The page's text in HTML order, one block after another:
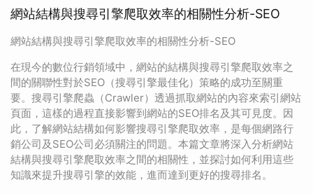
網站結構與搜尋引擎爬取效率的相關性分析-SEO
網站結構與搜尋引擎爬取效率的相關性分析-SEO
在現今的數位行銷領域中，網站的結構與搜尋引擎爬取效率之
間的關聯性對於SEO（搜尋引擎最佳化）策略的成功至關重
要。搜尋引擎爬蟲（Crawler）透過抓取網站的內容來索引網站
頁面，這樣的過程直接影響到網站的SEO排名及其可見度。因
此，了解網站結構如何影響搜尋引擎爬取效率，是每個網路行
銷公司及SEO公司必須關注的問題。本篇文章將深入分析網站
結構與搜尋引擎爬取效率之間的相關性，並探討如何利用這些
知識來提升搜尋引擎的效能，進而達到更好的搜尋排名。